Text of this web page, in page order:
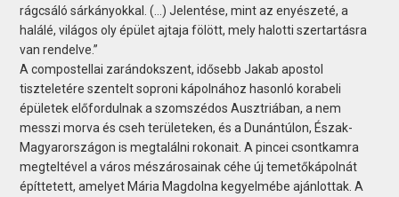
rágcsáló sárkányokkal. (…) Jelentése, mint az enyészeté, a
halálé, világos oly épület ajtaja fölött, mely halotti szertartásra
van rendelve.”
A compostellai zarándokszent, idősebb Jakab apostol
tiszteletére szentelt soproni kápolnához hasonló korabeli
épületek előfordulnak a szomszédos Ausztriában, a nem
messzi morva és cseh területeken, és a Dunántúlon, Észak-
Magyarországon is megtalálni rokonait. A pincei csontkamra
megteltével a város mészárosainak céhe új temetőkápolnát
építtetett, amelyet Mária Magdolna kegyelmébe ajánlottak. A